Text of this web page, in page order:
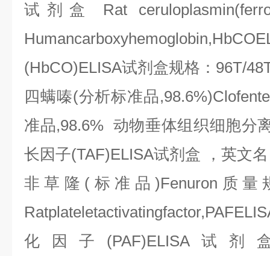
试剂盒
Rat
(HbCO)ELISA试剂盒规格： 96T/
四螨嗪(分析标准品
准品,98.6% 动物垂体组织细胞分
长因子(TAF)ELISA试剂盒
，英文
非草隆 ( 标准品)Fenuron 质量
化因子 (PAF)ELISA试剂